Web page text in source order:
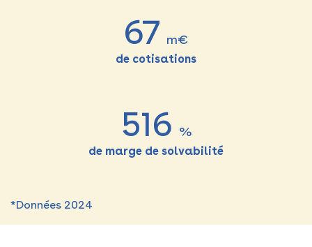
67 m€
de cotisations
516 %
de marge de solvabilité
*Données 2024